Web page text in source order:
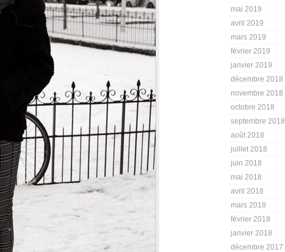
mai 2019
avril 2019
mars 2019
février 2019
janvier 2019
décembre 2018
novembre 2018
octobre 2018
septembre 2018
août 2018
juillet 2018
juin 2018
mai 2018
avril 2018
mars 2018
février 2018
janvier 2018
décembre 2017